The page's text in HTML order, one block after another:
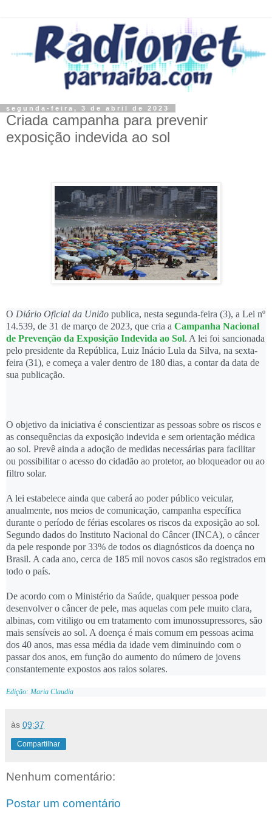
segunda-feira, 3 de abril de 2023
Criada campanha para prevenir
exposição indevida ao sol
O Diário Oficial da União publica, nesta segunda-feira (3), a Lei nº
14.539, de 31 de março de 2023, que cria a Campanha Nacional
de Prevenção da Exposição Indevida ao Sol. A lei foi sancionada
pelo presidente da República, Luiz Inácio Lula da Silva, na sexta-
feira (31), e começa a valer dentro de 180 dias, a contar da data de
sua publicação.
O objetivo da iniciativa é conscientizar as pessoas sobre os riscos e
as consequências da exposição indevida e sem orientação médica
ao sol. Prevê ainda a adoção de medidas necessárias para facilitar
ou possibilitar o acesso do cidadão ao protetor, ao bloqueador ou ao
filtro solar.
A lei estabelece ainda que caberá ao poder público veicular,
anualmente, nos meios de comunicação, campanha específica
durante o período de férias escolares os riscos da exposição ao sol.
Segundo dados do Instituto Nacional do Câncer (INCA), o câncer
da pele responde por 33% de todos os diagnósticos da doença no
Brasil. A cada ano, cerca de 185 mil novos casos são registrados em
todo o país.
De acordo com o Ministério da Saúde, qualquer pessoa pode
desenvolver o câncer de pele, mas aquelas com pele muito clara,
albinas, com vitiligo ou em tratamento com imunossupressores, são
mais sensíveis ao sol. A doença é mais comum em pessoas acima
dos 40 anos, mas essa média da idade vem diminuindo com o
passar dos anos, em função do aumento do número de jovens
constantemente expostos aos raios solares.
Edição: Maria Claudia
às 09:37
Compartilhar
Nenhum comentário:
Postar um comentário